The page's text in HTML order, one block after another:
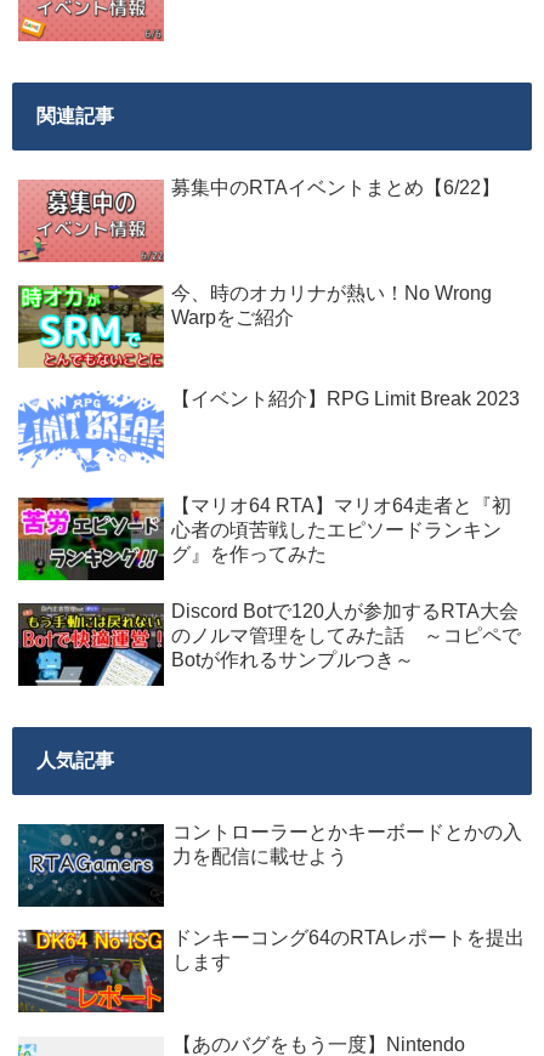
関連記事
募集中のRTAイベントまとめ【6/22】
今、時のオカリナが熱い！No Wrong
Warpをご紹介
【イベント紹介】RPG Limit Break 2023
【マリオ64 RTA】マリオ64走者と『初
心者の頃苦戦したエピソードランキン
グ』を作ってみた
Discord Botで120人が参加するRTA大会
のノルマ管理をしてみた話 ～コピペで
Botが作れるサンプルつき～
人気記事
コントローラーとかキーボードとかの入
力を配信に載せよう
ドンキーコング64のRTAレポートを提出
します
【あのバグをもう一度】Nintendo